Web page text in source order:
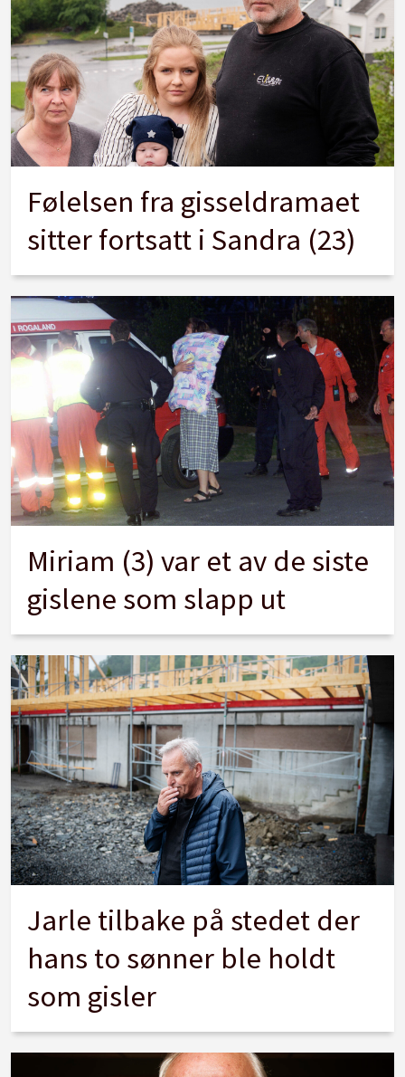
Følelsen fra gisseldramaet
sitter fortsatt i Sandra (23)
Miriam (3) var et av de siste
gislene som slapp ut
Jarle tilbake på stedet der
hans to sønner ble holdt
som gisler